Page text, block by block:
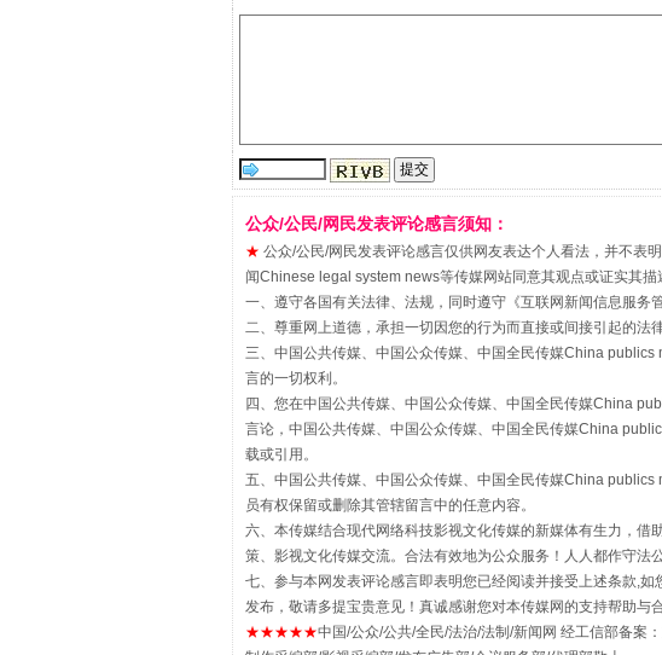
“刷贴”乱象丛生
揭批美国五大"原罪"
公众/公民/网民发表评论感言须知：
★ 公众/公民/网民发表评论感言仅供网友表达个人看法，并不
闻Chinese legal system news等传媒网站同意其观点或证实其描
一、遵守各国有关法律、法规，同时遵守《互联网新闻信息服务
二、尊重网上道德，承担一切因您的行为而直接或间接引起的法律
三、中国公共传媒、中国公众传媒、中国全民传媒China
言的一切权利。
四、您在中国公共传媒、中国公众传媒、中国全民传媒China
言论，中国公共传媒、中国公众传媒、中国全民传媒China
载或引用。
五、中国公共传媒、中国公众传媒、中国全民传媒China
员有权保留或删除其管辖留言中的任意内容。
六、本传媒结合现代网络科技影视文化传媒的新媒体有生力，
策、影视文化传媒交流。合法有效地为公众服务！人人都作守法公
七、参与本网发表评论感言即表明您已经阅读并接受上述条款,
发布，敬请多提宝贵意见！真诚感谢您对本传媒网的支持帮助
★★★★★中国/公众/公共/全民/法治/法制/新闻网 经工信部备案